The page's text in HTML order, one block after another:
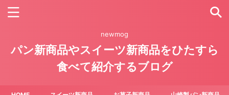
newmog
パン新商品やスイーツ新商品をひたすら
食べて紹介するブログ